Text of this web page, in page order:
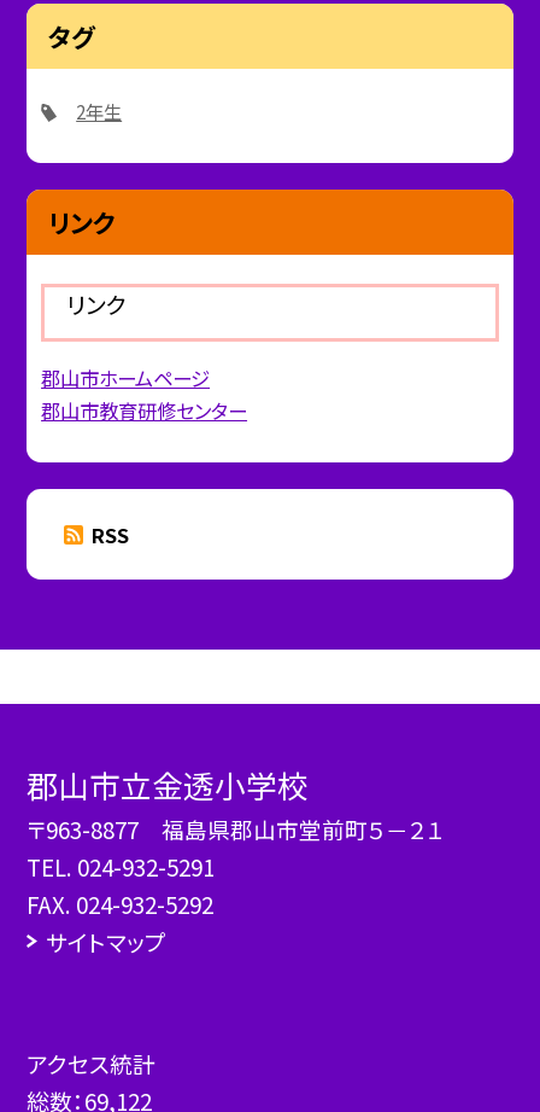
タグ
2年生
リンク
リンク
郡山市ホームページ
郡山市教育研修センター
RSS
郡山市立金透小学校
〒963-8877 福島県郡山市堂前町５－２１
TEL. 024-932-5291
FAX. 024-932-5292
サイトマップ
アクセス統計
総数：69,122